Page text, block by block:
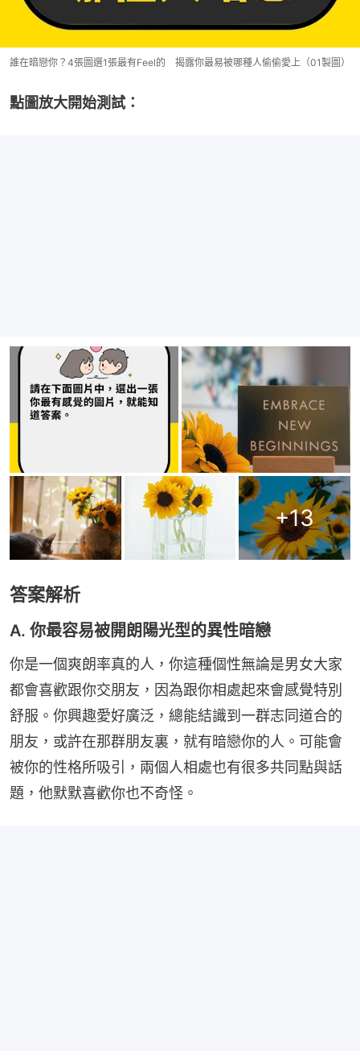
誰在暗戀你？4張圖選1張最有Feel的 揭露你最易被哪種人偷偷愛上（01製圖）
點圖放大開始測試：
+13
答案解析
A. 你最容易被開朗陽光型的異性暗戀
你是一個爽朗率真的人，你這種個性無論是男女大家
都會喜歡跟你交朋友，因為跟你相處起來會感覺特別
舒服。你興趣愛好廣泛，總能結識到一群志同道合的
朋友，或許在那群朋友裏，就有暗戀你的人。可能會
被你的性格所吸引，兩個人相處也有很多共同點與話
題，他默默喜歡你也不奇怪。